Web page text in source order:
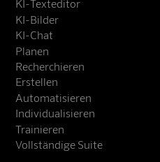
KI-Texteditor
KI-Bilder
KI-Chat
Planen
Recherchieren
Erstellen
Automatisieren
Individualisieren
Trainieren
Vollständige Suite